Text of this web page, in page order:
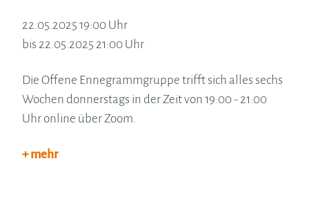
22.05.2025 19:00 Uhr
bis 22.05.2025 21:00 Uhr
Die Offene Ennegrammgruppe trifft sich alles sechs
Wochen donnerstags in der Zeit von 19:00 - 21:00
Uhr online über Zoom.
+ mehr